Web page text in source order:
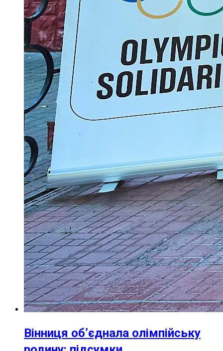
Вінниця об’єднала олімпійську